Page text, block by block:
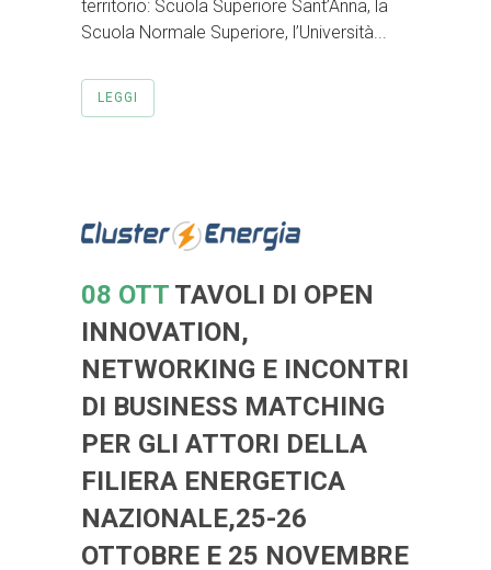
territorio: Scuola Superiore Sant’Anna, la
Scuola Normale Superiore, l’Università...
LEGGI
08 OTT TAVOLI DI OPEN
INNOVATION,
NETWORKING E INCONTRI
DI BUSINESS MATCHING
PER GLI ATTORI DELLA
FILIERA ENERGETICA
NAZIONALE,25-26
OTTOBRE E 25 NOVEMBRE